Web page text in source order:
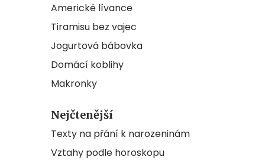
Americké lívance
Tiramisu bez vajec
Jogurtová bábovka
Domácí koblihy
Makronky
Nejčtenější
Texty na přání k narozeninám
Vztahy podle horoskopu